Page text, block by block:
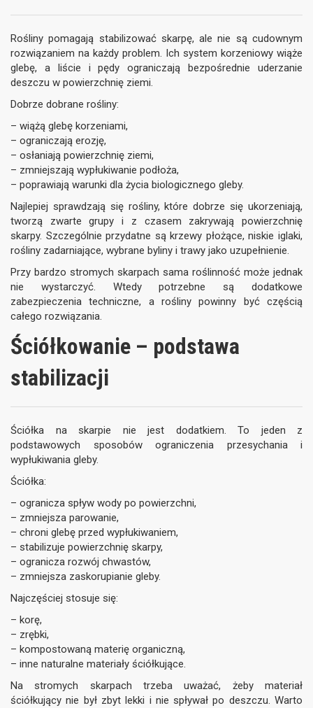
Rośliny pomagają stabilizować skarpę, ale nie są cudownym
rozwiązaniem na każdy problem. Ich system korzeniowy wiąże
glebę, a liście i pędy ograniczają bezpośrednie uderzanie
deszczu w powierzchnię ziemi.
Dobrze dobrane rośliny:
– wiążą glebę korzeniami,
– ograniczają erozję,
– osłaniają powierzchnię ziemi,
– zmniejszają wypłukiwanie podłoża,
– poprawiają warunki dla życia biologicznego gleby.
Najlepiej sprawdzają się rośliny, które dobrze się ukorzeniają,
tworzą zwarte grupy i z czasem zakrywają powierzchnię
skarpy. Szczególnie przydatne są krzewy płożące, niskie iglaki,
rośliny zadarniające, wybrane byliny i trawy jako uzupełnienie.
Przy bardzo stromych skarpach sama roślinność może jednak
nie wystarczyć. Wtedy potrzebne są dodatkowe
zabezpieczenia techniczne, a rośliny powinny być częścią
całego rozwiązania.
Ściółkowanie – podstawa
stabilizacji
Ściółka na skarpie nie jest dodatkiem. To jeden z
podstawowych sposobów ograniczenia przesychania i
wypłukiwania gleby.
Ściółka:
– ogranicza spływ wody po powierzchni,
– zmniejsza parowanie,
– chroni glebę przed wypłukiwaniem,
– stabilizuje powierzchnię skarpy,
– ogranicza rozwój chwastów,
– zmniejsza zaskorupianie gleby.
Najczęściej stosuje się:
– korę,
– zrębki,
– kompostowaną materię organiczną,
– inne naturalne materiały ściółkujące.
Na stromych skarpach trzeba uważać, żeby materiał
ściółkujący nie był zbyt lekki i nie spływał po deszczu. Warto